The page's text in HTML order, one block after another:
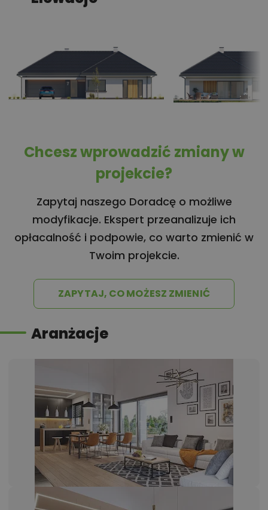
Chcesz wprowadzić zmiany w
projekcie?
Zapytaj naszego Doradcę o możliwe
modyfikacje. Ekspert przeanalizuje ich
opłacalność i podpowie, co warto zmienić w
Twoim projekcie.
ZAPYTAJ, CO MOŻESZ ZMIENIĆ
Aranżacje